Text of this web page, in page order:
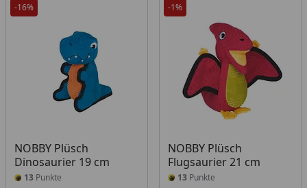
-16%
NOBBY Plüsch
Dinosaurier 19 cm
13 Punkte
-1%
NOBBY Plüsch
Flugsaurier 21 cm
13Punkte